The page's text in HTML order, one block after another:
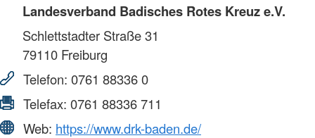
Landesverband Badisches Rotes Kreuz e.V.
Schlettstadter Straße 31
79110 Freiburg
Telefon: 0761 88336 0
Telefax: 0761 88336 711
Web: https://www.drk-baden.de/